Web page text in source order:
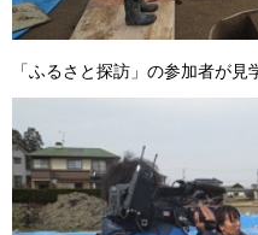
「ふるさと探訪」の参加者が見